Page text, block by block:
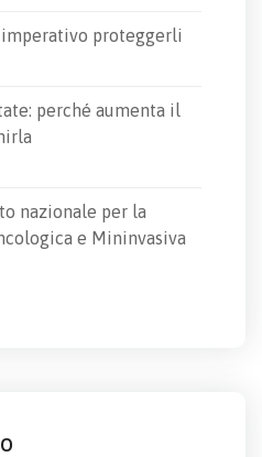
proteggerli
perché aumenta il
nazionale per la
e Mininvasiva